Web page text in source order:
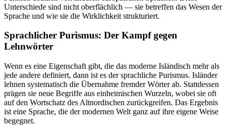
Unterschiede sind nicht oberflächlich — sie betreffen das Wesen der
Sprache und wie sie die Wirklichkeit strukturiert.
Sprachlicher Purismus: Der Kampf gegen
Lehnwörter
Wenn es eine Eigenschaft gibt, die das moderne Isländisch mehr als
jede andere definiert, dann ist es der sprachliche Purismus. Isländer
lehnen systematisch die Übernahme fremder Wörter ab. Stattdessen
prägen sie neue Begriffe aus einheimischen Wurzeln, wobei sie oft
auf den Wortschatz des Altnordischen zurückgreifen. Das Ergebnis
ist eine Sprache, die der modernen Welt ganz auf ihre eigene Weise
begegnet.